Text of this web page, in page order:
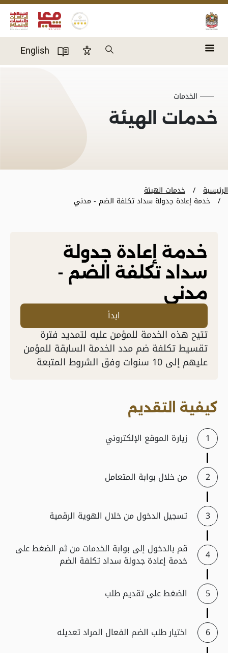
Skip to main content
Search
Accessibility Panel
User Directory
English
الخدمات
خدمات الهيئة
الرئيسية خدمات الهيئة
خدمة إعادة جدولة سداد تكلفة الضم - مدني
خدمة إعادة جدولة
سداد تكلفة الضم -
مدني
ابدأ
​تتيح هذه الخدمة للمؤمن عليه لتمديد فترة
تقسيط تكلفة ضم مدد الخدمة السابقة للمؤمن
عليهم إلى 10 سنوات وفق الشروط المتبعة
كيفية التقديم
زيارة الموقع الإلكتروني
من خلال بوابة المتعامل
تسجيل الدخول من خلال الهوية الرقمية
قم بالدخول إلى بوابة الخدمات من ثم الضغط على
خدمة إعادة جدولة سداد تكلفة الضم
الضغط على تقديم طلب
اختيار طلب الضم الفعال المراد تعديله